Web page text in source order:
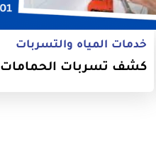
خدمات المياه والتسربات
كشف تسربات الحمامات